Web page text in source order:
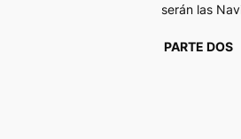
serán las
PARTE DOS